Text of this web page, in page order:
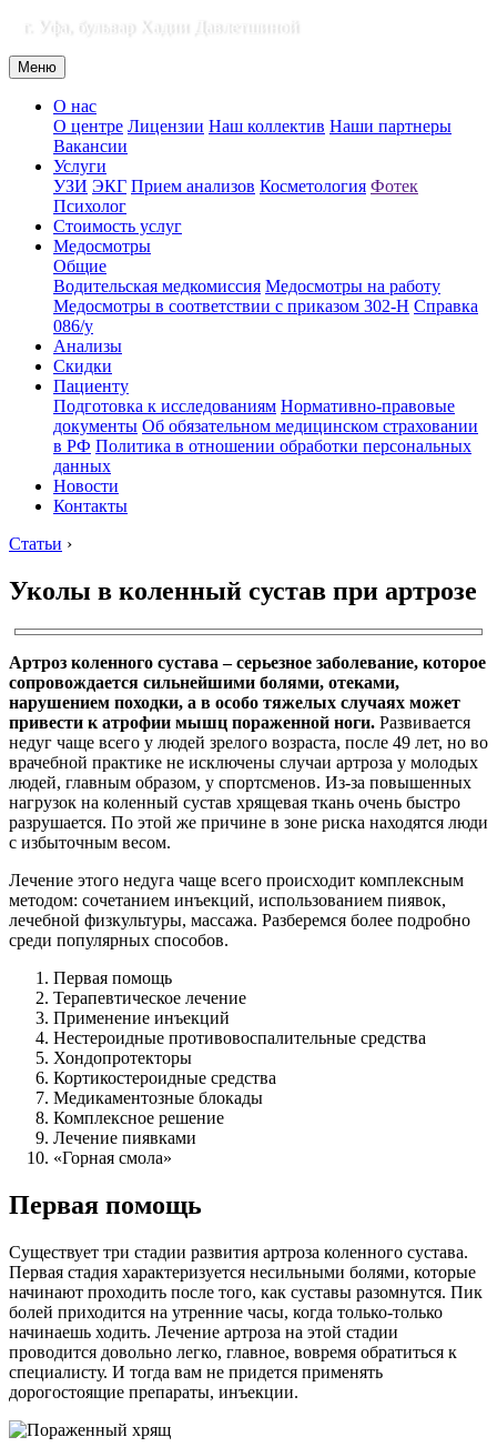
г. Уфа, бульвар Хадии Давлетшиной
Меню
О нас
О центре Лицензии Наш коллектив Наши партнеры
Вакансии
Услуги
УЗИ ЭКГ Прием анализов Косметология Фотек
Психолог
Стоимость услуг
Медосмотры
Общие
Водительская медкомиссия Медосмотры на работу
Медосмотры в соответствии с приказом 302-Н Справка
086/у
Анализы
Скидки
Пациенту
Подготовка к исследованиям Нормативно-правовые
документы Об обязательном медицинском страховании
в РФ Политика в отношении обработки персональных
данных
Новости
Контакты
Статьи ›
Уколы в коленный сустав при артрозе
Артроз коленного сустава – серьезное заболевание, которое
сопровождается сильнейшими болями, отеками,
нарушением походки, а в особо тяжелых случаях может
привести к атрофии мышц пораженной ноги. Развивается
недуг чаще всего у людей зрелого возраста, после 49 лет, но во
врачебной практике не исключены случаи артроза у молодых
людей, главным образом, у спортсменов. Из-за повышенных
нагрузок на коленный сустав хрящевая ткань очень быстро
разрушается. По этой же причине в зоне риска находятся люди
с избыточным весом.
Лечение этого недуга чаще всего происходит комплексным
методом: сочетанием инъекций, использованием пиявок,
лечебной физкультуры, массажа. Разберемся более подробно
среди популярных способов.
Первая помощь
Терапевтическое лечение
Применение инъекций
Нестероидные противовоспалительные средства
Хондопротекторы
Кортикостероидные средства
Медикаментозные блокады
Комплексное решение
Лечение пиявками
«Горная смола»
Первая помощь
Существует три стадии развития артроза коленного сустава.
Первая стадия характеризуется несильными болями, которые
начинают проходить после того, как суставы разомнутся. Пик
болей приходится на утренние часы, когда только-только
начинаешь ходить. Лечение артроза на этой стадии
проводится довольно легко, главное, вовремя обратиться к
специалисту. И тогда вам не придется применять
дорогостоящие препараты, инъекции.